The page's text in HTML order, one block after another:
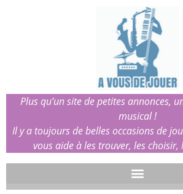
Plus qu’un site de petites annonces,
musical !
Il y a toujours de belles occasions de
vous aide à les trouver, les choisir,